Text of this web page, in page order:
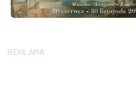
REKLAMA